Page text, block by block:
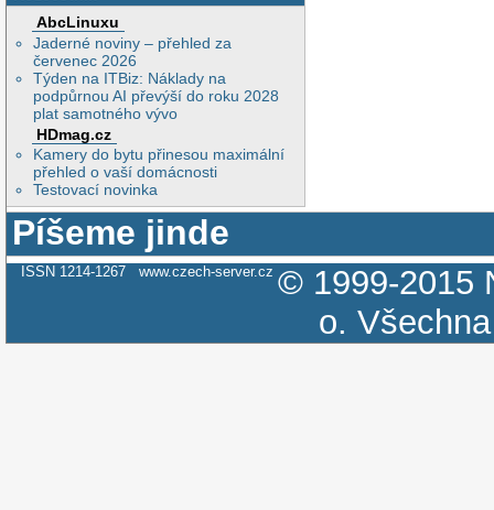
AbcLinuxu
Jaderné noviny – přehled za
červenec 2026
Týden na ITBiz: Náklady na
podpůrnou AI převýší do roku 2028
plat samotného vývo
HDmag.cz
Kamery do bytu přinesou maximální
přehled o vaší domácnosti
Testovací novinka
Píšeme jinde
ISSN 1214-1267 www.czech-server.cz © 1999-2015
o.